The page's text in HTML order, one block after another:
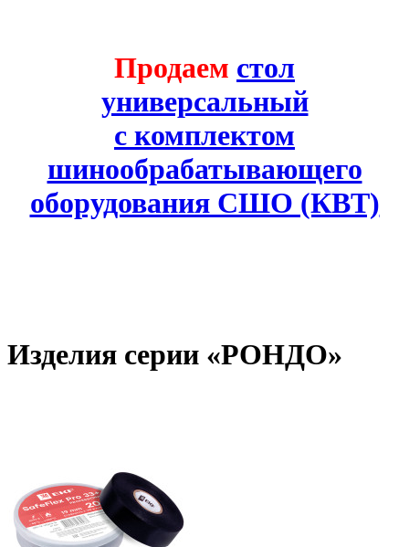
Продаем стол
универсальный
с комплектом
шинообрабатывающего
оборудования СШО (КВТ)
Изделия серии «РОНДО»